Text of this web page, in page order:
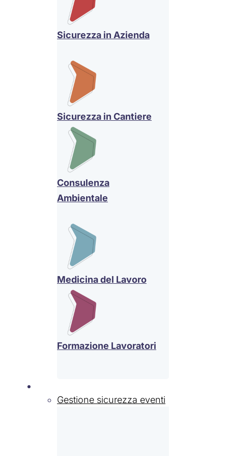
Sicurezza in Azienda
Sicurezza in Cantiere
Consulenza
Ambientale
Medicina del Lavoro
Formazione Lavoratori
Gestione sicurezza eventi